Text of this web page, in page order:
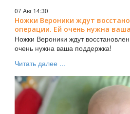
07 Авг 14:30
Ножки Вероники ждут
операции. Ей очень нужна
Ножки Вероники ждут
очень нужна ваша поддержка!
Читать далее ...